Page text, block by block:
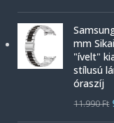
mm
"ívelt"
stílusú
óraszíj
11.990Ft